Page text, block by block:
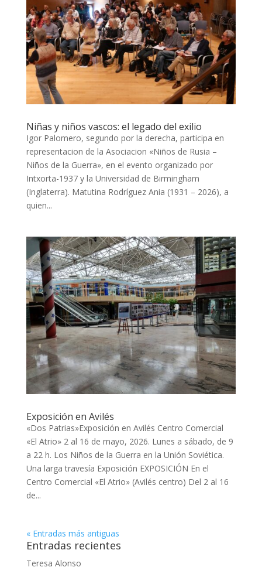
Niñas y niños vascos: el legado del exilio
Igor Palomero, segundo por la derecha, participa en
representacion de la Asociacion «Niños de Rusia –
Niños de la Guerra», en el evento organizado por
Intxorta-1937 y la Universidad de Birmingham
(Inglaterra). Matutina Rodríguez Ania (1931 – 2026), a
quien...
Exposición en Avilés
«Dos Patrias»Exposición en Avilés Centro Comercial
«El Atrio» 2 al 16 de mayo, 2026. Lunes a sábado, de 9
a 22 h. Los Niños de la Guerra en la Unión Soviética.
Una larga travesía Exposición EXPOSICIÓN En el
Centro Comercial «El Atrio» (Avilés centro) Del 2 al 16
de...
« Entradas más antiguas
Entradas recientes
Teresa Alonso